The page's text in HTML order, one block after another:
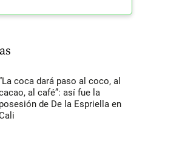
coca dará paso al coco, al
al café”: así fue la
posesión de De la Espriella en